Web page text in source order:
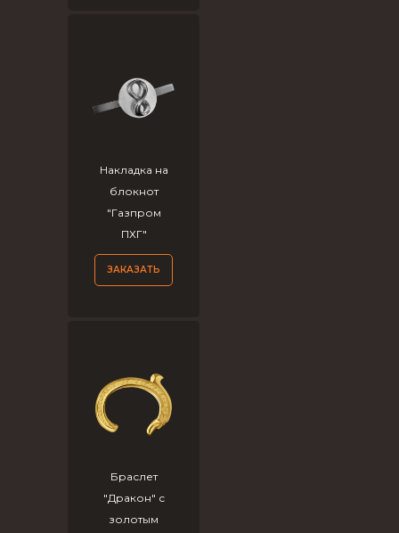
Накладка на
блокнот
"Газпром
ПХГ"
ЗАКАЗАТЬ
Браслет
"Дракон" с
золотым